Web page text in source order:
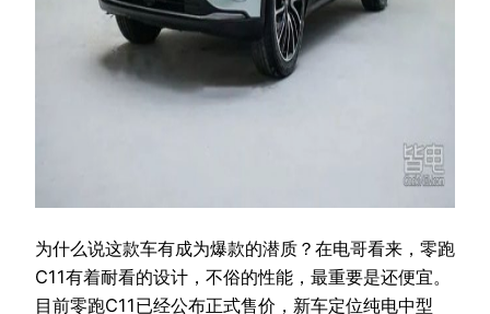
为什么说这款车有成为爆款的潜质？在电哥看来，零跑
C11有着耐看的设计，不俗的性能，最重要是还便宜。
目前零跑C11已经公布正式售价，新车定位纯电中型